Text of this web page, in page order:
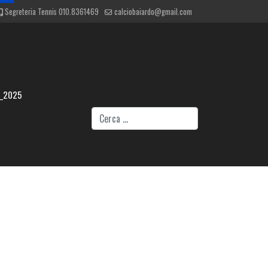
Segreteria Tennis 010.8361469 calciobaiardo@gmail.com
Cerca